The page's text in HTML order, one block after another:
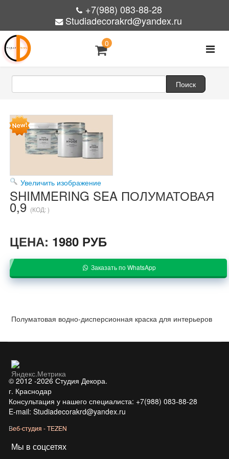
+7(988) 083-88-28
Studiadecorakrd@yandex.ru
0
Увеличить изображение
SHIMMERING SEA ПОЛУМАТОВАЯ
0,9(КОД:)
ЦЕНА: 1980 РУБ
Заказать по WhatsApp
Полуматовая водно-дисперсионная краска для интерьеров
© 2012 -2026 Студия Декора.
г. Краснодар
Консультация у нашего специалиста: +7(988) 083-88-28
E-mail: Studiadecorakrd@yandex.ru
Веб-студия - TEZEN
Мы в соцсетях